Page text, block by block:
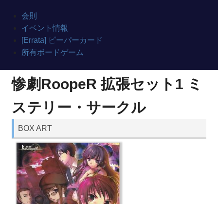
会則
イベント情報
[Errata] ピーパーカード
所有ボードゲーム
惨劇RoopeR 拡張セット1 ミ
ステリー・サークル
BOX ART